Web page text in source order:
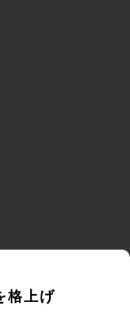
格上げ